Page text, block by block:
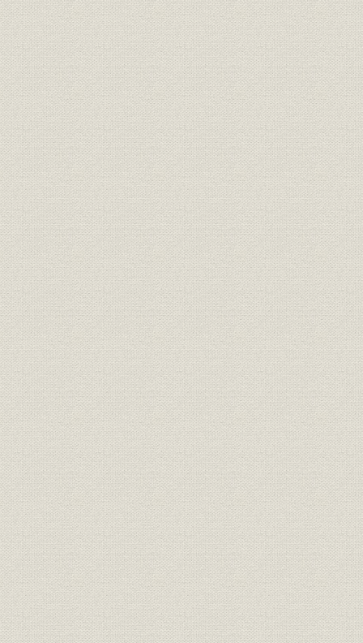
環境安全とPCB
労務問題の移り変わりとオイルショック
創立一〇〇年を迎える
中口絵
第二章 繊維の安定収益構造と非繊維の拡大を目指す 一九八二年(昭和
年(平成元年)
概要
時代背景
一 経営
トップマネジメントと経営戦略
組織の変遷
二 繊維事業の構造改革
MCC提言とBSK企画プロジェクト
BSK計画―紡織設備の適正規模を求めて
羊毛工場の集約と転換
新興合繊国の台頭
化合繊合理化計画(KGK)
アクリル事業強化計画(AKK)
三 繊維の技術革新
各種合繊の原料転換・技術革新